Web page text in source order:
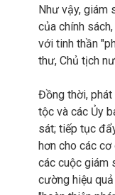
Như vậy, giám
của chính
với tinh thần
thư, Chủ tịch
Đồng thời, phát
tộc và các Ủy
sát; tiếp tục
hơn cho các
các cuộc giám
cường hiệu